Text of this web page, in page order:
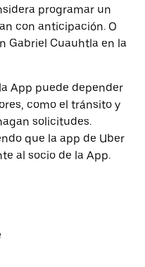
programar un
con anticipación. O
Gabriel Cuauhtla en la
App puede depender
como el tránsito y
solicitudes.
que la app de Uber
al socio de la App.